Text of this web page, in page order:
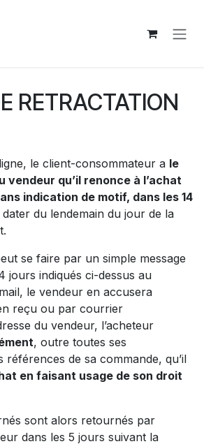
RETRACTATION
le client-consommateur a le
vendeur qu’il renonce à l’achat
indication de motif, dans les 14
dater du lendemain du jour de la
se faire par un simple message
jours indiqués ci-dessus au
le vendeur en accusera
reçu ou par courrier
du vendeur, l’acheteur
, outre toutes ses
références de sa commande, qu’il
en faisant usage de son droit
sont alors retournés par
dans les 5 jours suivant la